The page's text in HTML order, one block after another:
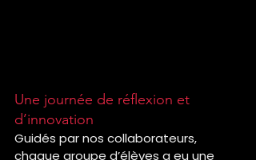
Une journée de réflexion et
d’innovation
Guidés par nos collaborateurs,
chaque groupe d’élèves a eu une